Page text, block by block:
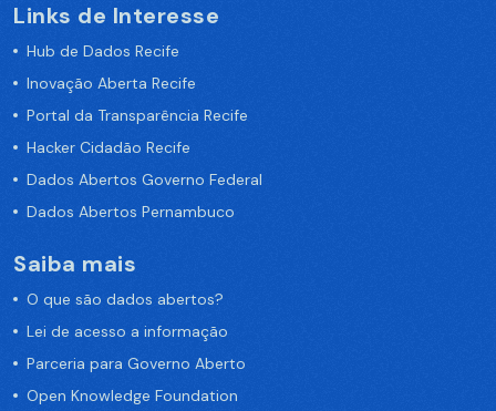
Links de Interesse
Hub de Dados Recife
Inovação Aberta Recife
Portal da Transparência Recife
Hacker Cidadão Recife
Dados Abertos Governo Federal
Dados Abertos Pernambuco
Saiba mais
O que são dados abertos?
Lei de acesso a informação
Parceria para Governo Aberto
Open Knowledge Foundation